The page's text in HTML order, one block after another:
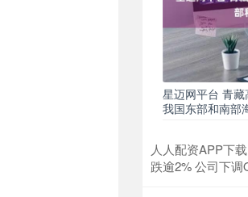
星迈网平台 青
我国东部和南部
人人配资APP下
跌逾2% 公司下